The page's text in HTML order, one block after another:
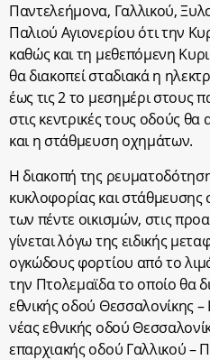
Παντελεήμονα, Γαλλικού,
Παλιού Αγιονερίου ότι την
καθώς και τη μεθεπόμενη
θα διακοπεί σταδιακά η
έως τις 2 το μεσημέρι στους
στις κεντρικές τους οδούς
και η στάθμευση οχημάτων.
Η διακοπή της
κυκλοφορίας και
των πέντε οικισμών, στις
γίνεται λόγω της ειδικής
ογκώδους φορτίου από το
την Πτολεμαϊδα το οποίο θα
εθνικής οδού Θεσσαλονίκης –
νέας εθνικής οδού
επαρχιακής οδού Γαλλικού –